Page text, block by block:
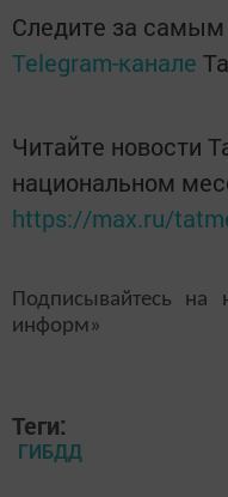
Следите за
Telegram-канале
Читайте новости
национальном
https://max.ru/
Подписывайтесь на
информ»
Теги:
ГИБДД